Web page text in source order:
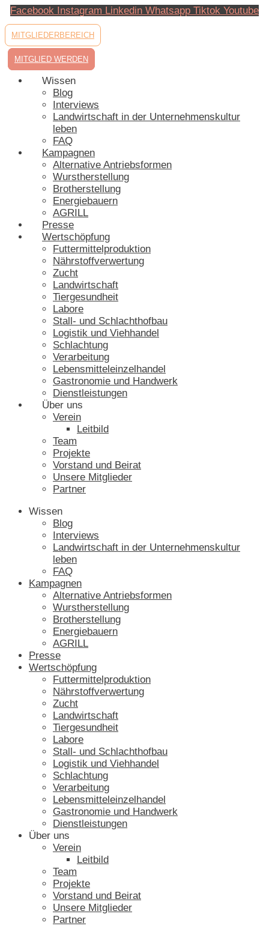
Zum
Inhalt
springen
Facebook Instagram Linkedin Whatsapp Tiktok Youtube
MITGLIEDERBEREICH
MITGLIED WERDEN
Wissen
Blog
Interviews
Landwirtschaft in der Unternehmenskultur
leben
FAQ
Kampagnen
Alternative Antriebsformen
Wurstherstellung
Brotherstellung
Energiebauern
AGRILL
Presse
Wertschöpfung
Futtermittelproduktion
Nährstoffverwertung
Zucht
Landwirtschaft
Tiergesundheit
Labore
Stall- und Schlachthofbau
Logistik und Viehhandel
Schlachtung
Verarbeitung
Lebensmitteleinzelhandel
Gastronomie und Handwerk
Dienstleistungen
Über uns
Verein
Leitbild
Team
Projekte
Vorstand und Beirat
Unsere Mitglieder
Partner
Wissen
Blog
Interviews
Landwirtschaft in der Unternehmenskultur
leben
FAQ
Kampagnen
Alternative Antriebsformen
Wurstherstellung
Brotherstellung
Energiebauern
AGRILL
Presse
Wertschöpfung
Futtermittelproduktion
Nährstoffverwertung
Zucht
Landwirtschaft
Tiergesundheit
Labore
Stall- und Schlachthofbau
Logistik und Viehhandel
Schlachtung
Verarbeitung
Lebensmitteleinzelhandel
Gastronomie und Handwerk
Dienstleistungen
Über uns
Verein
Leitbild
Team
Projekte
Vorstand und Beirat
Unsere Mitglieder
Partner